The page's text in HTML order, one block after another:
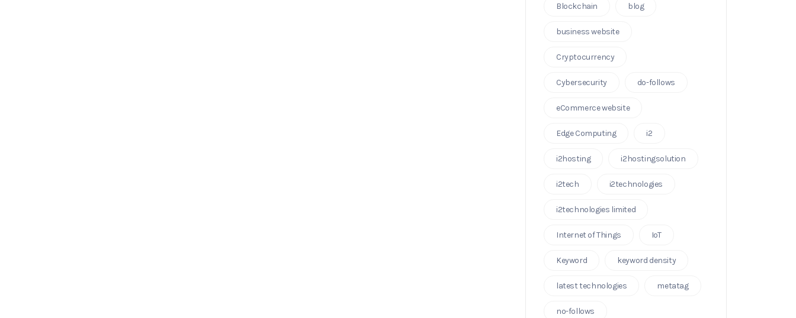
Blockchain blog
business website
Cryptocurrency
Cybersecurity do-follows
eCommerce website
Edge Computing i2
i2hosting i2hostingsolution
i2tech i2technologies
i2technologies limited
Internet of Things IoT
Keyword keyword density
latest technologies metatag
no-follows